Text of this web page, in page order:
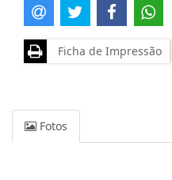
Ficha de Impressão
Fotos